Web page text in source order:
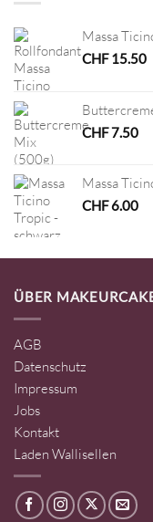
Massa
CHF15.50
CHF7.50
Massa
CHF6.00
ÜBER
AGB
Datenschutz
Impressum
Jobs
Kontakt
Laden Wallisellen